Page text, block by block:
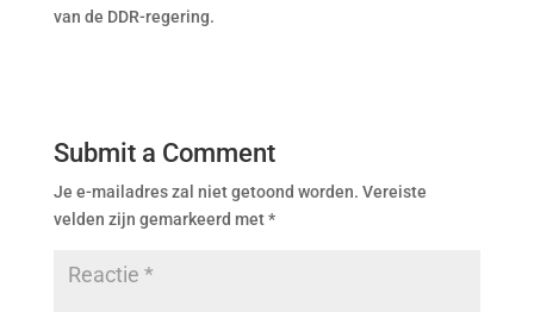
van de DDR-regering.
Submit a Comment
Je e-mailadres zal niet getoond worden. Vereiste
velden zijn gemarkeerd met*